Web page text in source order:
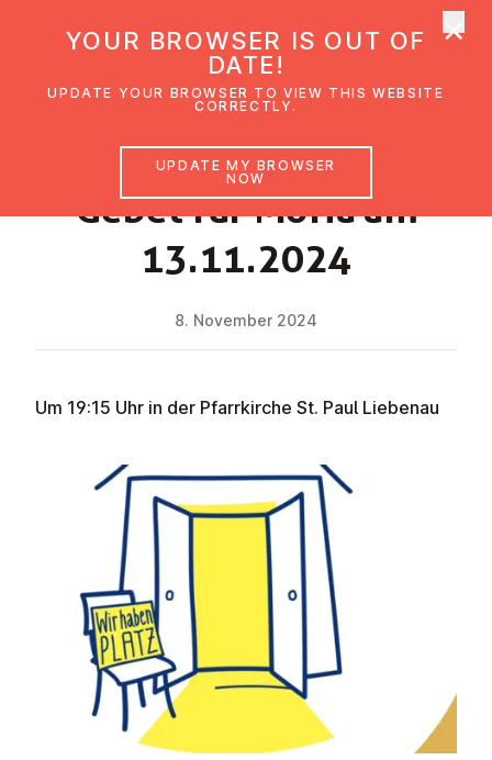
Gebet für Moria am
13.11.2024
NEWS
8. November 2024
Um 19:15 Uhr in der Pfarrkirche St. Paul Liebenau
YOUR BROWSER IS OUT OF
DATE!
UPDATE YOUR BROWSER TO VIEW THIS WEBSITE
CORRECTLY.
UPDATE MY BROWSER
NOW
×